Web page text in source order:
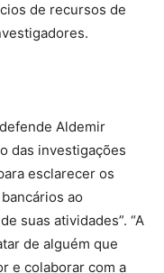
de recursos de
Aldemir
das investigações
esclarecer os
ao
suas atividades”. “A
de alguém que
e colaborar com a